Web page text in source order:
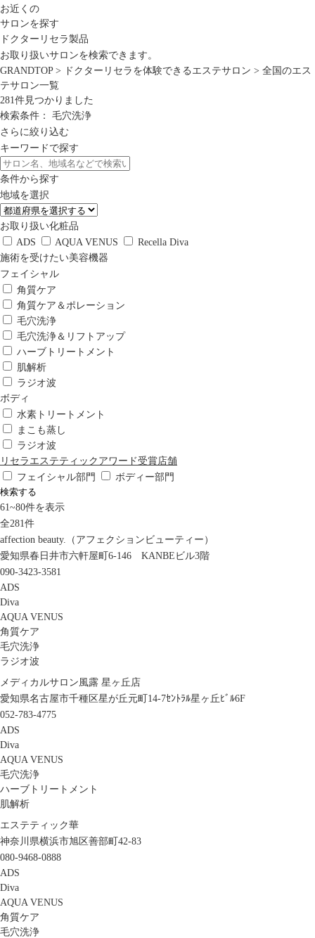
お近くの
サロンを探す
ドクターリセラ製品
お取り扱いサロンを検索できます。
GRANDTOP> ドクターリセラを体験できるエステサロン > 全国のエス
テサロン一覧
281件見つかりました
検索条件：
毛穴洗浄
さらに絞り込む
キーワードで探す
条件から探す
地域を選択
お取り扱い化粧品
ADS
AQUA VENUS
Recella Diva
施術を受けたい美容機器
フェイシャル
角質ケア
角質ケア＆ポレーション
毛穴洗浄
毛穴洗浄＆リフトアップ
ハーブトリートメント
肌解析
ラジオ波
ボディ
水素トリートメント
まこも蒸し
ラジオ波
リセラエステティックアワード受賞店舗
フェイシャル部門
ボディー部門
検索する
61~80件を表示
全281件
affection beauty.（アフェクションビューティー）
愛知県春日井市六軒屋町6-146 KANBEビル3階
090-3423-3581
ADS
Diva
AQUA VENUS
角質ケア
毛穴洗浄
ラジオ波
メディカルサロン風露 星ヶ丘店
愛知県名古屋市千種区星が丘元町14-7ｾﾝﾄﾗﾙ星ヶ丘ﾋﾞﾙ6F
052-783-4775
ADS
Diva
AQUA VENUS
毛穴洗浄
ハーブトリートメント
肌解析
エステティック華
神奈川県横浜市旭区善部町42-83
080-9468-0888
ADS
Diva
AQUA VENUS
角質ケア
毛穴洗浄